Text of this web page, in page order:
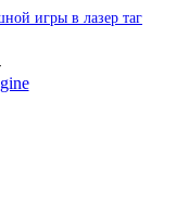
игры в лазер таг